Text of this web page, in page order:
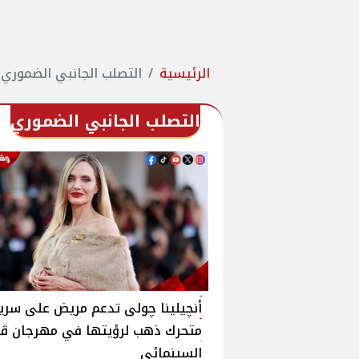
الرئيسية التصلب الجانبي الضموري
التصلب الجانبي الضموري
أنچيلينا چولى تدعم مريض على
متحرك ذهب لرؤيتها في مهرجان
السينمائى